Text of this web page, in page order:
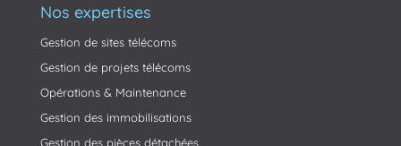
Nos expertises
Gestion de sites télécoms
Gestion de projets télécoms
Opérations & Maintenance
Gestion des immobilisations
Gestion des pièces détachées